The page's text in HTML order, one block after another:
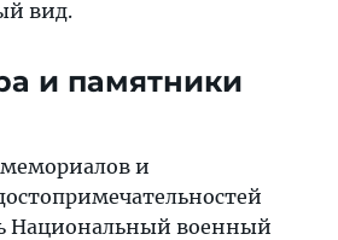
вид.
и памятники
и
Национальный военный